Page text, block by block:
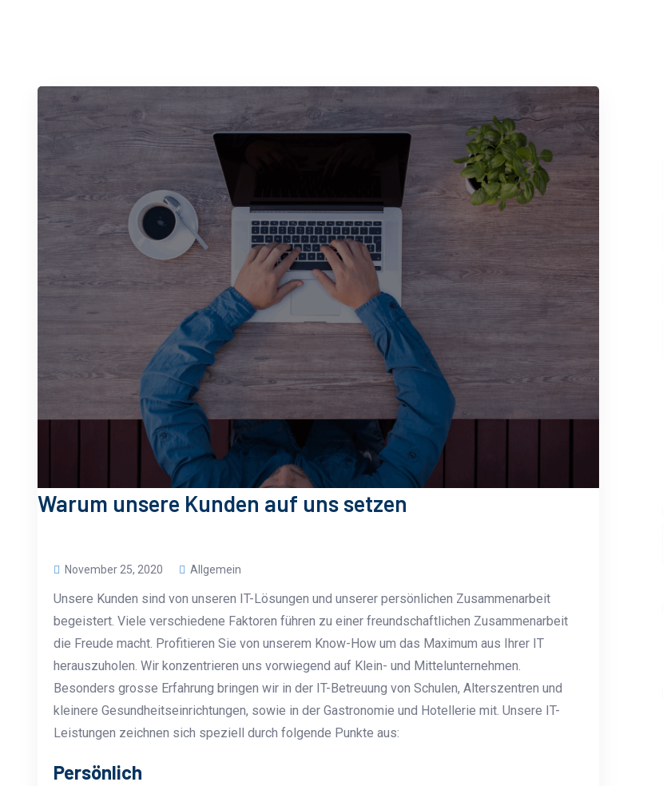
Warum unsere Kunden auf uns setzen
November 25, 2020 Allgemein
Unsere Kunden sind von unseren IT-Lösungen und unserer persönlichen Zusammenarbeit
begeistert. Viele verschiedene Faktoren führen zu einer freundschaftlichen Zusammenarbeit
die Freude macht. Profitieren Sie von unserem Know-How um das Maximum aus Ihrer IT
herauszuholen. Wir konzentrieren uns vorwiegend auf Klein- und Mittelunternehmen.
Besonders grosse Erfahrung bringen wir in der IT-Betreuung von Schulen, Alterszentren und
kleinere Gesundheitseinrichtungen, sowie in der Gastronomie und Hotellerie mit. Unsere IT-
Leistungen zeichnen sich speziell durch folgende Punkte aus:
Persönlich